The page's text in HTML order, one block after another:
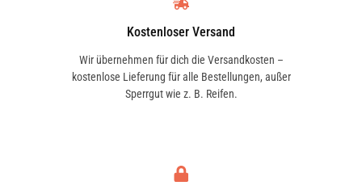
Kostenloser Versand
Wir übernehmen für dich die Versandkosten –
kostenlose Lieferung für alle Bestellungen, außer
Sperrgut wie z. B. Reifen.